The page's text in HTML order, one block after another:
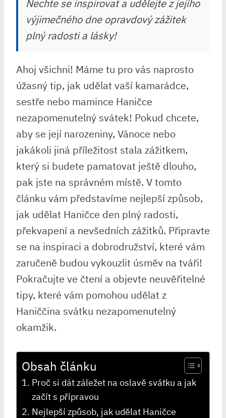
Nechte se inspirovat a udělejte z jejího
výjimečného dne opravdový zážitek
plný radosti a lásky!
Ahoj všichni! Máme tu pro vás naprosto
úžasný tip, jak udělat vaší kamarádce,
sestře nebo mamince Haničce
nezapomenutelný svátek! Pokud chcete,
aby se její narozeniny, Vánoce nebo
jakákoli jiná příležitost stala zážitkem,
který si budete pamatovat ještě dlouho,
pak jste na správném místě. V tomto
článku vám představíme nejlepší způsob,
jak udělat Haničce den plný radosti,
překvapení a nevšedních zážitků. Připravte
se na inspiraci a dobrodružství, které vám
zaručeně budou vykouzlit úsměv na tváři!
Pokračujte ve čtení a objevte neuvěřitelné
tipy, které vám pomohou udělat z
Haniččina svátku nezapomenutelný
okamžik.
Obsah článku
Proč si dát záležet na oslavě svátku a jak
začít s přípravou
Nejlepší způsob, jak udělat Haničce